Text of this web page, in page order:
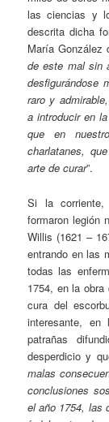
las ciencias y
descrita dicha
María González
de este mal sin
desfigurándose
raro y
a introducir en
que en
charlatanes,
arte de curar”.
Si la corriente,
formaron legión
Willis (1621 –
entrando en las
todas las
1754, en la
cura del
interesante,
patrañas
desperdicio y
malas
conclusiones
el año 1754, las